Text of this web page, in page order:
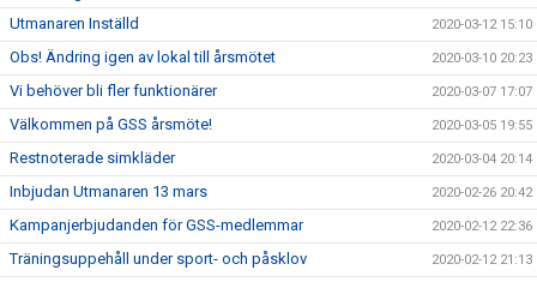
Utmanaren Inställd 2020-03-12 15:10
Obs! Ändring igen av lokal till årsmötet 2020-03-10 20:23
Vi behöver bli fler funktionärer 2020-03-07 17:07
Välkommen på GSS årsmöte! 2020-03-05 19:55
Restnoterade simkläder 2020-03-04 20:14
Inbjudan Utmanaren 13 mars 2020-02-26 20:42
Kampanjerbjudanden för GSS-medlemmar 2020-02-12 22:36
Träningsuppehåll under sport- och påsklov 2020-02-12 21:13